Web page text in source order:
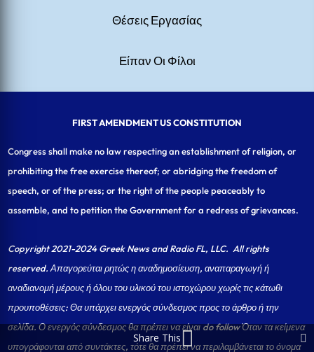
Θέσεις Εργασίας
Είπαν Οι Φίλοι
FIRST AMENDMENT US CONSTITUTION
Congress shall make no law respecting an establishment of religion, or
prohibiting the free exercise thereof; or abridging the freedom of
speech, or of the press; or the right of the people peaceably to
assemble, and to petition the Government for a redress of grievances.
Copyright 2021-2024 Greek News and Radio FL, LLC. All rights
reserved. Απαγορεύται ρητώς η αναδημοσίευση, αναπαραγωγή ή
αναδιανομή μέρους ή όλου του υλικού του ιστοχώρου χωρίς τις κάτωθι
προυποθέσεις: Θα υπάρχει ενεργός σύνδεσμος προς το άρθρο ή την
σελίδα.Ο ενεργός σύνδεσμος θα πρέπει να είναι do follow Όταν τα κείμενα
υπογράφονται από συντάκτες, τότε θα πρέπει να περιλαμβάνεται το όνομα
Share This